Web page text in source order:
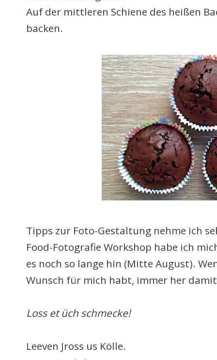
Auf der mittleren Schiene des heißen
backen.
Tipps zur Foto-Gestaltung nehme ich
Food-Fotografie Workshop habe ich
es noch so lange hin (Mitte August). W
Wunsch für mich habt, immer her
Loss et üch schmecke!
Leeven Jross us Kölle.